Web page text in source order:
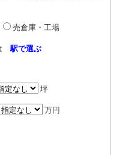
売倉庫・工場
駅で選ぶ
坪
万円